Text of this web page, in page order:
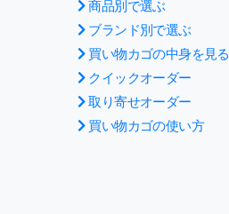
商品別で選ぶ
ブランド別で選ぶ
買い物カゴの中身を見る
クイックオーダー
取り寄せオーダー
買い物カゴの使い方